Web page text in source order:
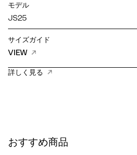
モデル
JS25
サイズガイド
VIEW
詳しく見る
おすすめ商品